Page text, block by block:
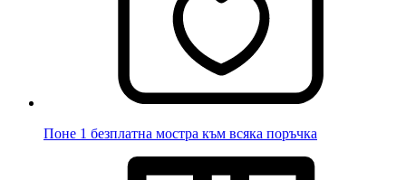
Поне 1 безплатна мостра към всяка поръчка